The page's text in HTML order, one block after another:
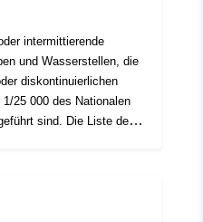
intermittierende
und Wasserstellen, die
diskontinuierlichen
25 000 des Nationalen
sind. Die Liste der
werden, um den
Rechnung zu